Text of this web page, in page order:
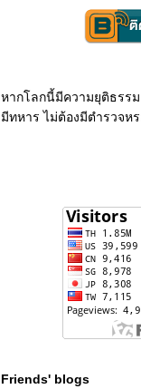
หากโลกนี้มีความยุติธรรม
มีทหาร ไม่ต้องมีตำรวจหร
Friends' blogs